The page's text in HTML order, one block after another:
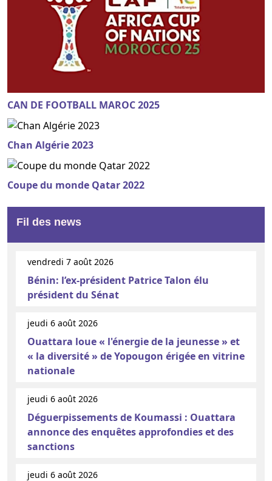
CAN DE FOOTBALL MAROC 2025
Chan Algérie 2023
Coupe du monde Qatar 2022
Fil des news
vendredi 7 août 2026
Bénin: l’ex-président Patrice Talon élu
président du Sénat
jeudi 6 août 2026
Ouattara loue « l'énergie de la jeunesse » et
« la diversité » de Yopougon érigée en vitrine
nationale
jeudi 6 août 2026
Déguerpissements de Koumassi : Ouattara
annonce des enquêtes approfondies et des
sanctions
jeudi 6 août 2026